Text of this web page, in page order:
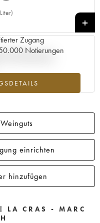
+
Zugang
Notierungen
Preisnotierung
einrichten
hinzufügen
LA CRAS - MARC